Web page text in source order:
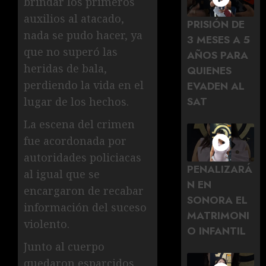
auxilios al atacado,
nada se pudo hacer, ya
que no superó las
heridas de bala,
perdiendo la vida en el
lugar de los hechos.
La escena del crimen
fue acordonada por
autoridades policiacas
al igual que se
encargaron de recabar
información del suceso
violento.
Junto al cuerpo
quedaron esparcidos
PRISIÓN DE
3 MESES A 5
AÑOS PARA
QUIENES
EVADEN AL
SAT
PENALIZARÁ
N EN
SONORA EL
MATRIMONI
O INFANTIL